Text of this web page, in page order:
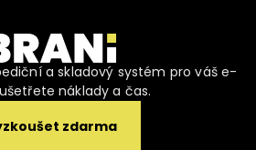
a skladový systém pro váš e-
náklady a čas.
zdarma